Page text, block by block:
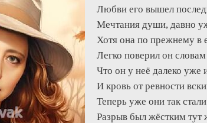
Любви его вышел
Мечтания души, давно
Хотя она по прежнему в
Легко поверил он
Что он у неё далеко уже
И кровь от ревности
Теперь уже они так
Разрыв был жёстким тут